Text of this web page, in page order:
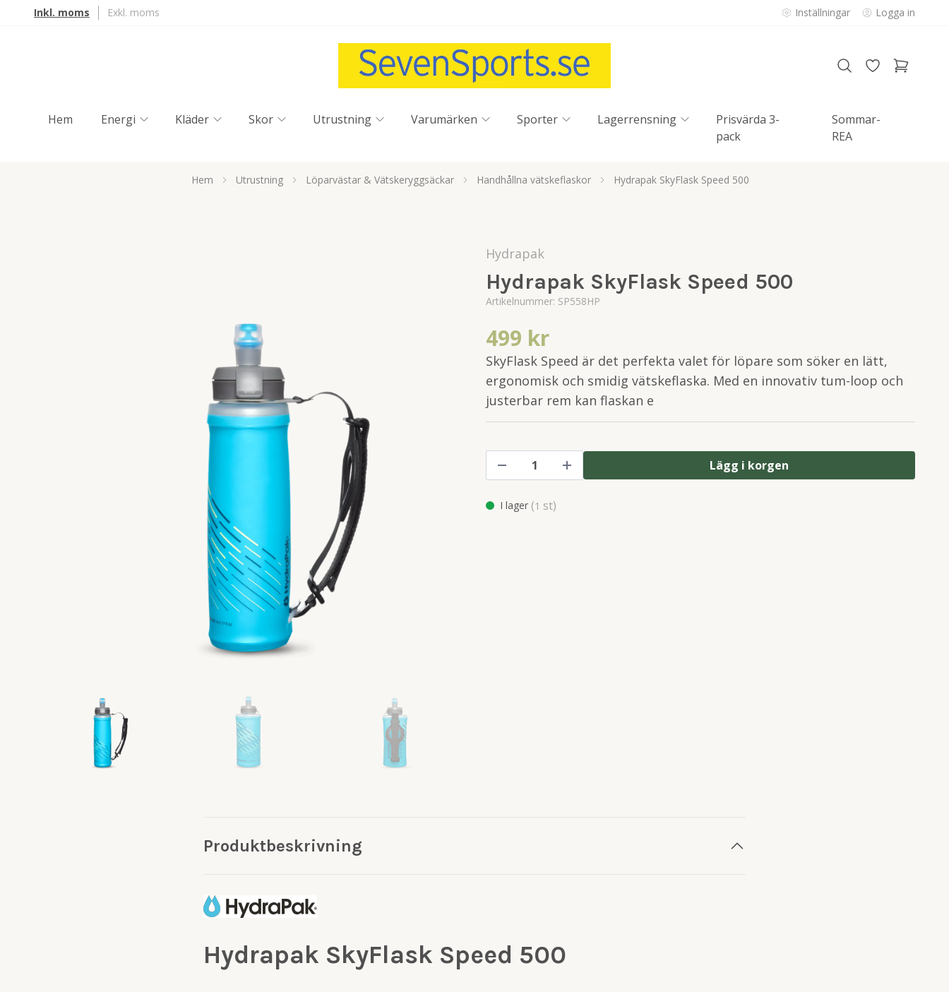
Inkl. moms Exkl. moms Inställningar Logga in
Hem Energi Kläder Skor Utrustning Varumärken Sporter Lagerrensning
Prisvärda 3-
pack
Sommar-
REA
Hem Utrustning Löparvästar & Vätskeryggsäckar Handhållna vätskeflaskor Hydrapak SkyFlask Speed 500
Hydrapak
Hydrapak SkyFlask Speed 500
Artikelnummer: SP558HP
499 kr
SkyFlask Speed är det perfekta valet för löpare som söker en lätt,
ergonomisk och smidig vätskeflaska. Med en innovativ tum-loop och
justerbar rem kan flaskan e
Lägg i korgen
I lager (1 st)
Produktbeskrivning
Hydrapak SkyFlask Speed 500